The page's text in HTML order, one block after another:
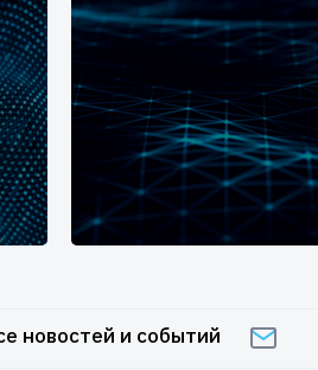
новостей и событий